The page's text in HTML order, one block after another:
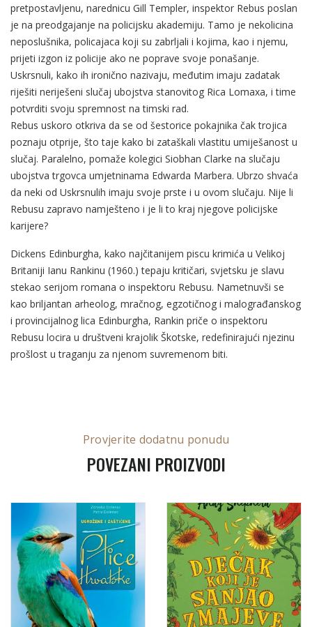
pretpostavljenu, narednicu Gill Templer, inspektor Rebus poslan
je na preodgajanje na policijsku akademiju. Tamo je nekolicina
neposlušnika, policajaca koji su zabrljali i kojima, kao i njemu,
prijeti izgon iz policije ako ne poprave svoje ponašanje.
Uskrsnuli, kako ih ironično nazivaju, međutim imaju zadatak
riješiti neriješeni slučaj ubojstva stanovitog Rica Lomaxa, i time
potvrditi svoju spremnost na timski rad.
Rebus uskoro otkriva da se od šestorice pokajnika čak trojica
poznaju otprije, što taje kako bi zataškali vlastitu umiješanost u
slučaj. Paralelno, pomaže kolegici Siobhan Clarke na slučaju
ubojstva trgovca umjetninama Edwarda Marbera. Ubrzo shvaća
da neki od Uskrsnulih imaju svoje prste i u ovom slučaju. Nije li
Rebusu zapravo namješteno i je li to kraj njegove policijske
karijere?
Dickens Edinburgha, kako najčitanijem piscu krimića u Velikoj
Britaniji Ianu Rankinu (1960.) tepaju kritičari, svjetsku je slavu
stekao serijom romana o inspektoru Rebusu. Nametnuvši se
kao briljantan arheolog, mračnog, egzotičnog i malograđanskog
i provincijalnog lica Edinburgha, Rankin priče o inspektoru
Rebusu locira u društveni krajolik Škotske, redefinirajući njezinu
prošlost u traganju za njenom suvremenom biti.
Provjerite dodatnu ponudu
POVEZANI PROIZVODI